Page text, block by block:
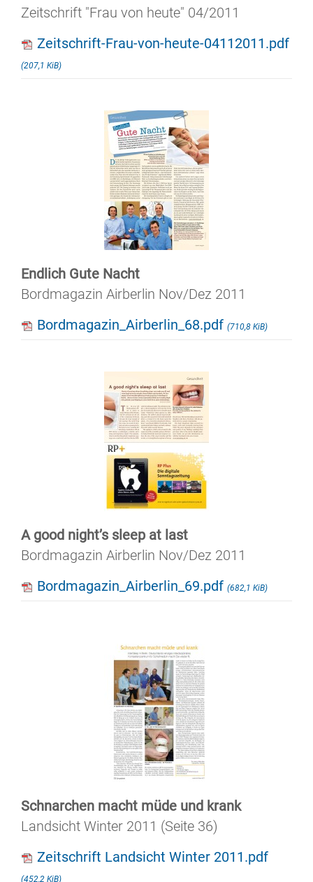
Zeitschrift "Frau von heute" 04/2011
Zeitschrift-Frau-von-heute-04112011.pdf
(207,1 KiB)
Endlich Gute Nacht
Bordmagazin Airberlin Nov/Dez 2011
Bordmagazin_Airberlin_68.pdf (710,8 KiB)
A good night’s sleep at last
Bordmagazin Airberlin Nov/Dez 2011
Bordmagazin_Airberlin_69.pdf (682,1 KiB)
Schnarchen macht müde und krank
Landsicht Winter 2011 (Seite 36)
Zeitschrift Landsicht Winter 2011.pdf
(452,2 KiB)